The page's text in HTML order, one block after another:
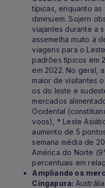
típicas, enquanto as
diminuem. Sojern
viajantes durante a
assemelha muito à
viagens para o
padrões típicos em
em 2022. No geral,
maior de visitantes
os do leste e
mercados
Ocidental
voos), * Leste
aumento de 5
semana média de
América do Norte
percentuais em
Ampliando os
Cingapura: